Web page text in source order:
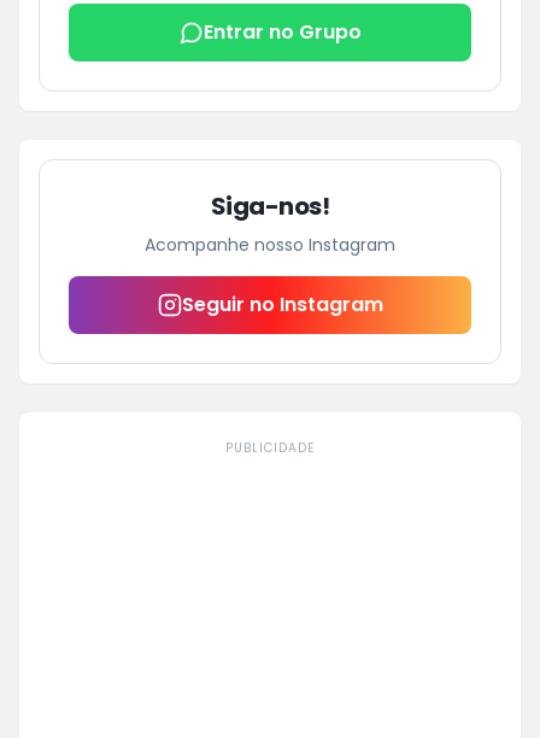
Entrar no Grupo
Siga-nos!
Acompanhe nosso Instagram
Seguir no Instagram
PUBLICIDADE